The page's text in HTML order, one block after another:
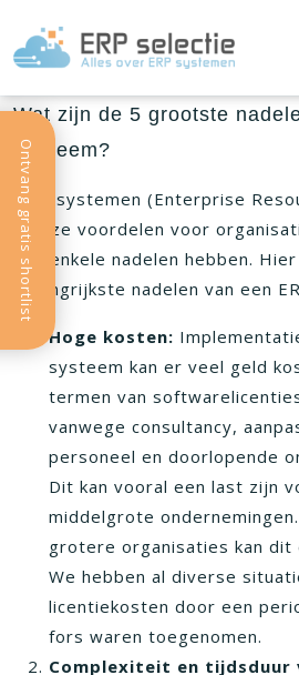
Ontvang gratis shortlist
Wat zijn de 5 grootste
Systeem?
ERP-systemen (Enterprise
talloze voordelen voor
ook enkele nadelen hebben.
belangrijkste nadelen van een
Hoge kosten:
systeem kan er veel geld
termen van
vanwege consultancy,
personeel en doorlopende
Dit kan vooral een last zijn
middelgrote
grotere organisaties kan dit
We hebben al diverse
licentiekosten door een
fors waren toegenomen.
Complexiteit en tijdsduur